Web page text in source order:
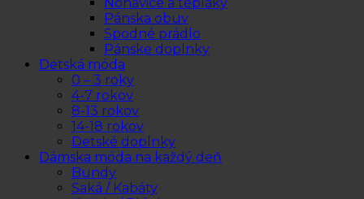
Nohavice a tepláky
Pánska obuv
Spodné prádlo
Pánske doplnky
Detská móda
0 – 3 roky
4-7 rokov
8-13 rokov
14-18 rokov
Detské doplnky
Dámska móda na každý deň
Bundy
Saká / Kabáty